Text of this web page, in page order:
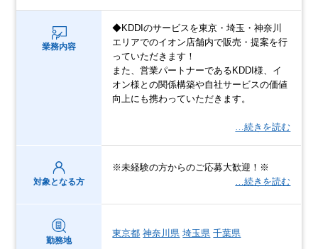
業務内容
◆KDDIのサービスを東京・埼玉・神奈川
エリアでのイオン店舗内で販売・提案を行
っていただきます！
また、営業パートナーであるKDDI様、イ
オン様との関係構築や自社サービスの価値
向上にも携わっていただきます。
…続きを読む
対象となる方
※未経験の方からのご応募大歓迎！※
…続きを読む
勤務地
東京都 神奈川県 埼玉県 千葉県